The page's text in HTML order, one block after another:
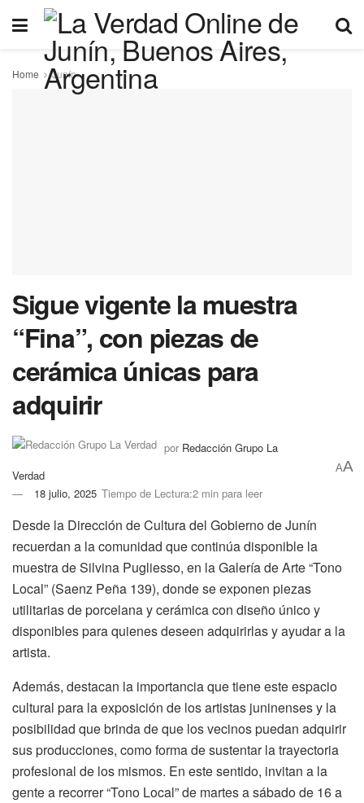
Home Junín
Sigue vigente la muestra
“Fina”, con piezas de
cerámica únicas para
adquirir
por Redacción Grupo La
Verdad
18 julio, 2025 Tiempo de Lectura:2 min para leer
AA
Desde la Dirección de Cultura del Gobierno de Junín
recuerdan a la comunidad que continúa disponible la
muestra de Silvina Pugliesso, en la Galería de Arte “Tono
Local” (Saenz Peña 139), donde se exponen piezas
utilitarias de porcelana y cerámica con diseño único y
disponibles para quienes deseen adquirirlas y ayudar a la
artista.
Además, destacan la importancia que tiene este espacio
cultural para la exposición de los artistas juninenses y la
posibilidad que brinda de que los vecinos puedan adquirir
sus producciones, como forma de sustentar la trayectoria
profesional de los mismos. En este sentido, invitan a la
gente a recorrer “Tono Local” de martes a sábado de 16 a